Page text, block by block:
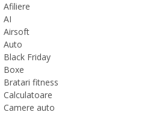
Afiliere
AI
Airsoft
Auto
Black Friday
Boxe
Bratari fitness
Calculatoare
Camere auto